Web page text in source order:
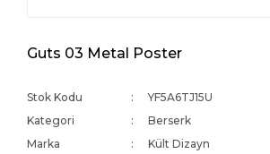
Guts 03 Metal Poster
Stok Kodu
YF5A6TJ15U
Kategori
Berserk
Marka
Kült Dizayn